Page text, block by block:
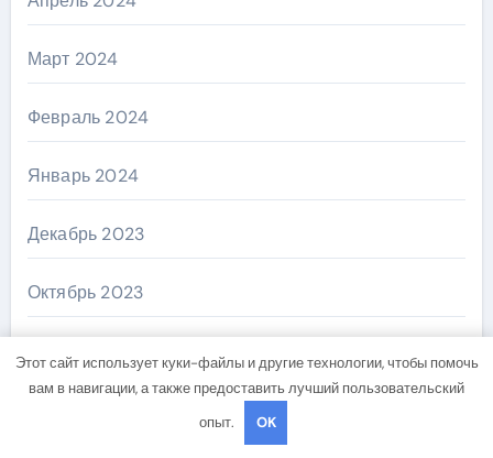
Март 2024
Февраль 2024
Январь 2024
Декабрь 2023
Октябрь 2023
Этот сайт использует куки-файлы и другие технологии, чтобы помочь
вам в навигации, а также предоставить лучший пользовательский
опыт.
OK